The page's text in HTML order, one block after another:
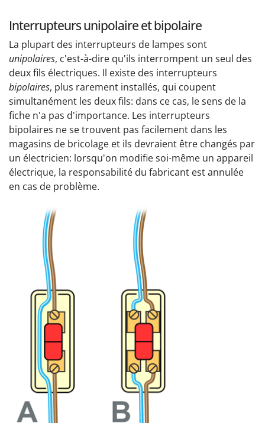
Interrupteurs unipolaire et bipolaire
La plupart des interrupteurs de lampes sont
unipolaires, c'est-à-dire qu'ils interrompent un seul des
deux fils électriques. Il existe des interrupteurs
bipolaires, plus rarement installés, qui coupent
simultanément les deux fils: dans ce cas, le sens de la
fiche n'a pas d'importance. Les interrupteurs
bipolaires ne se trouvent pas facilement dans les
magasins de bricolage et ils devraient être changés par
un électricien: lorsqu'on modifie soi-même un appareil
électrique, la responsabilité du fabricant est annulée
en cas de problème.